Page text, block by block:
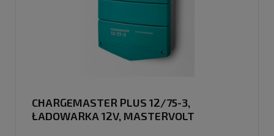
CHARGEMASTER PLUS 12/75-3,
ŁADOWARKA 12V, MASTERVOLT